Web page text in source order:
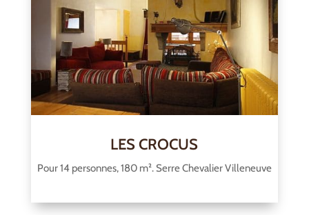
LES CROCUS
Pour 14 personnes, 180 m². Serre Chevalier Villeneuve